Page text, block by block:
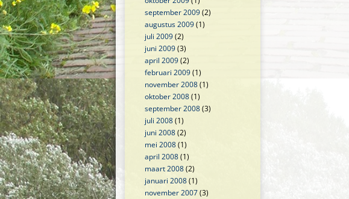
september 2009(2)
augustus 2009(1)
juli 2009(2)
juni 2009(3)
april 2009(2)
februari 2009(1)
november 2008(1)
oktober 2008(1)
september 2008(3)
juli 2008(1)
juni 2008(2)
mei 2008(1)
april 2008(1)
maart 2008(2)
januari 2008(1)
november 2007(3)